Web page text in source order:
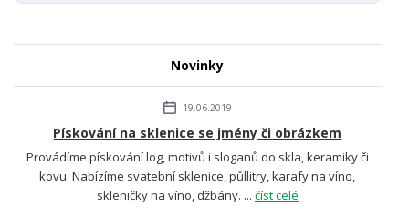
Novinky
19.06.2019
Pískování na sklenice se jmény či obrázkem
Provádíme pískování log, motivů i sloganů do skla, keramiky či
kovu. Nabízíme svatební sklenice, půllitry, karafy na víno,
skleničky na víno, džbány. ... číst celé